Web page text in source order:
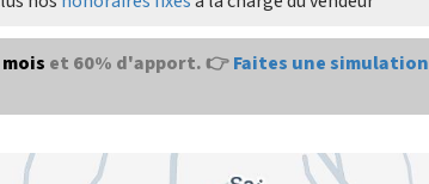
mois et 60% d'apport. 👉Faites une simulation